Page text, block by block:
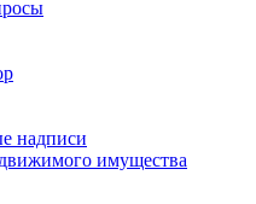
надписи
имущества